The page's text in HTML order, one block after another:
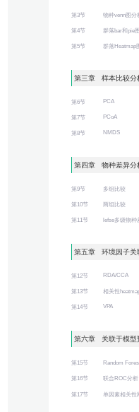
第3节 物种venn图分
第4节 群落bar和pie图
第5节 群落Heatmap
第三章 样本比较分
第6节 PCA
第7节 PCoA
第8节 NMDS
第四章 物种差异分
第9节 多组比较
第10节 两组比较
第11节 lefse多级物
第五章 环境因子关
第12节 RDA/CCA
第13节 相关性
第14节 VPA
第六章 关联于模型
第15节 Random
第16节 联合ROC分析
第17节 单因素相关性